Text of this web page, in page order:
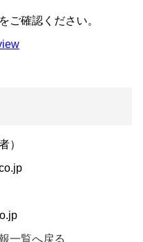
ご確認ください。
）
一覧へ戻る